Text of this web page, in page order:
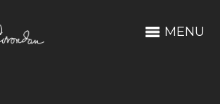
MENU